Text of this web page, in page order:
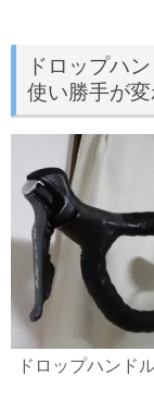
ドロップハ
使い勝手が変
ドロップハンド